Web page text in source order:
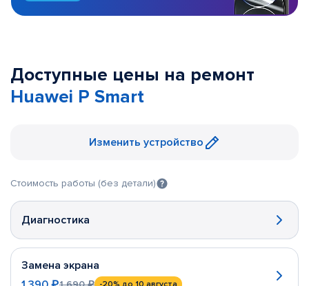
Доступные цены на ремонт
Huawei P Smart
Изменить устройство
Стоимость работы (без детали)
Диагностика
Замена экрана